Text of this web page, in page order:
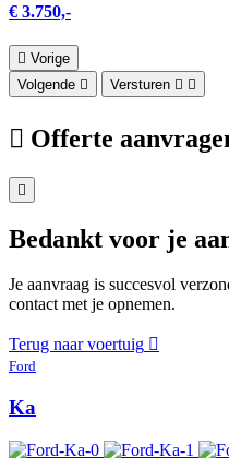
€ 3.750,-
Vorige
Volgende
Versturen
Offerte
Bedankt voor je
Je aanvraag is succesvol
contact met je opnemen.
Terug naar voertuig
Ford
Ka